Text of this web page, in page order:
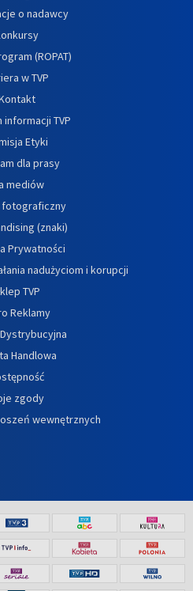
o nadawcy
(ROPAT)
w TVP
informacji TVP
Etyki
dla prasy
mediów
fotograficzny
(znaki)
Prywatności
nadużyciom i korupcji
TVP
Reklamy
Handlowa
zgody
wewnętrznych